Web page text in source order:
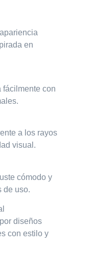
en
fácilmente con
a los rayos
visual.
cómodo y
de uso.
diseños
con estilo y